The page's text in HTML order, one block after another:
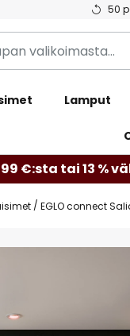
50
Lamput
€:sta tai 13 %
EGLO connect